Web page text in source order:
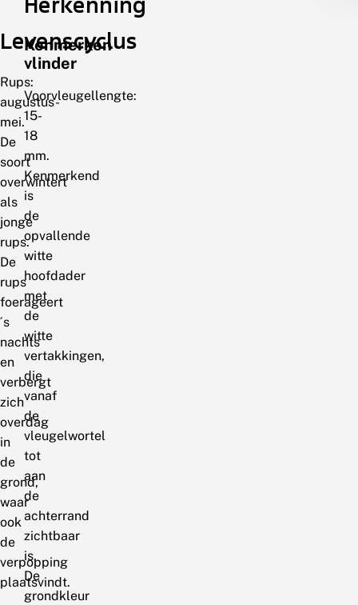
Levenscyclus
Rups:
augustus-
mei.
De
soort
overwintert
als
jonge
rups.
De
rups
foerageert
´s
nachts
en
verbergt
zich
overdag
in
de
grond,
waar
ook
de
verpopping
plaatsvindt.
Kenmerken
vlinder
Voorvleugellengte:
15-
18
mm.
Kenmerkend
is
de
opvallende
witte
hoofdader
met
de
witte
vertakkingen,
die
vanaf
de
vleugelwortel
tot
aan
de
achterrand
zichtbaar
is.
De
grondkleur